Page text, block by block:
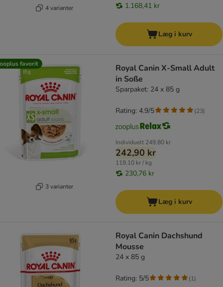
4 varianter 1.168,41 kr
Læg i kurv
favorit
3 varianter
Royal Canin X-Small Adult
in Soße
Sparpaket: 24 x 85 g
Individuelt 249,80 kr
242,90 kr
119,10 kr / kg
230,76 kr
Rating: 4.9/5 (23)
Læg i kurv
Royal Canin Dachshund
Mousse
24 x 85 g
Rating: 5/5 (1)